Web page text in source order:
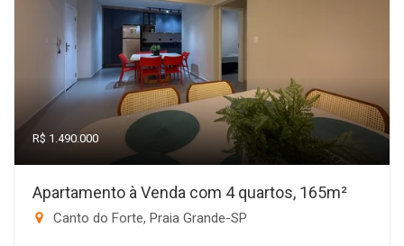
R$ 1.490.000
Apartamento à Venda com 4 quartos, 165m²
Canto do Forte, Praia Grande-SP